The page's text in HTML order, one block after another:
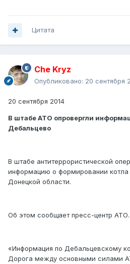
Цитата
Che Kryz
Опубликовано: 20 сентября
20 сентября 2014
В штабе АТО опровергли
Дебальцево
В штабе антитеррористической
информацию о формировании
Донецкой области.
Об этом сообщает пресс-центр АТО.
«Информация по Дебальцевскому
Дорога между основными силами